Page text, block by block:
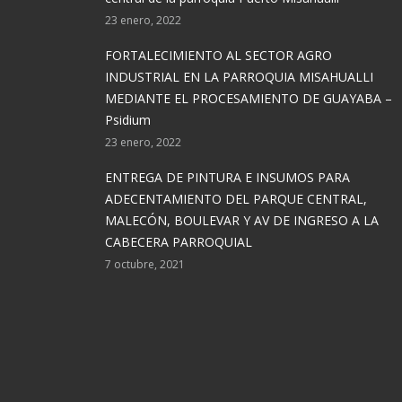
23 enero, 2022
FORTALECIMIENTO AL SECTOR AGRO
INDUSTRIAL EN LA PARROQUIA MISAHUALLI
MEDIANTE EL PROCESAMIENTO DE GUAYABA –
Psidium
23 enero, 2022
ENTREGA DE PINTURA E INSUMOS PARA
ADECENTAMIENTO DEL PARQUE CENTRAL,
MALECÓN, BOULEVAR Y AV DE INGRESO A LA
CABECERA PARROQUIAL
7 octubre, 2021